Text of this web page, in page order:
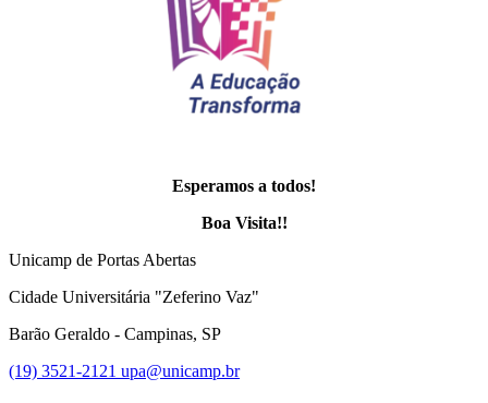
Esperamos a todos!
Boa Visita!!
Unicamp de Portas Abertas
Cidade Universitária "Zeferino Vaz"
Barão Geraldo - Campinas, SP
(19) 3521-2121 upa@unicamp.br